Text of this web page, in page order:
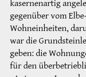
kasernenartig
gegenüber vom
Wohneinheiten,
war die
geben: die
für den